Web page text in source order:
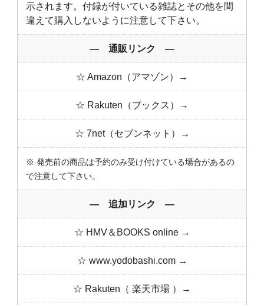
示されます。付録が付いている雑誌とその他を間
違えて購入しないように注意して下さい。
― 通販リンク ―
☆ Amazon（アマゾン）→
☆ Rakuten（ブックス）→
☆ 7net（セブンネット）→
※ 発売前の商品は予約のみ受け付けている場合があるの
で注意して下さい。
― 追加リンク ―
☆ HMV＆BOOKS online →
☆ www.yodobashi.com →
☆ Rakuten（ 楽天市場 ）→